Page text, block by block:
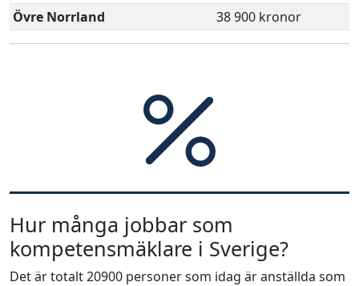
Övre Norrland
38 900 kronor
Hur många jobbar som
kompetensmäklare i Sverige?
Det är totalt 20900 personer som idag är anställda som